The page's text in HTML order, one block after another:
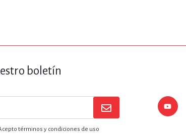
INGENIERÍA,
boletín
términos y condiciones de uso